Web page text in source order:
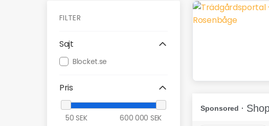
FILTER
Sajt
Blocket.se
Pris
50 SEK 600 000 SEK